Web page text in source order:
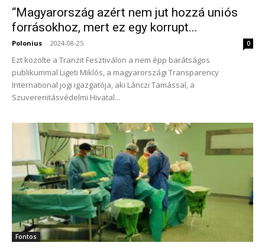
“Magyarország azért nem jut hozzá uniós
forrásokhoz, mert ez egy korrupt...
Polonius - 2024-08-25 0
Ezt közölte a Tranzit Fesztiválon a nem épp barátságos
publikummal Ligeti Miklós, a magyarországi Transparency
International jogi igazgatója, aki Lánczi Tamással, a
Szuverenitásvédelmi Hivatal...
Fontos